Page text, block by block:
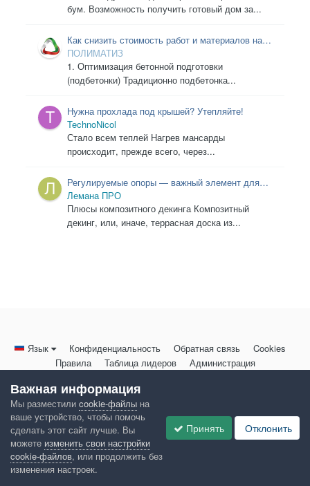
бум. Возможность получить готовый дом за...
Как снизить стоимость работ и материалов на
бетонной подготовке и гидроизоляции?
ПОЛИМАТИЗ
1. Оптимизация бетонной подготовки
(подбетонки) Традиционно подбетонка...
Нужна прохлада под крышей? Утепляйте!
TechnoNicol
Стало всем теплей Нагрев мансарды
происходит, прежде всего, через...
Регулируемые опоры — важный элемент для
установки террасы своими руками
Лемана ПРО
Плюсы композитного декинга Композитный
декинг, или, иначе, террасная доска из...
Язык Конфиденциальность Обратная связь
Cookies
Правила
Таблица лидеров Администрация
Powered by Invision Community
Важная информация
Мы разместили cookie-файлы на
ваше устройство, чтобы помочь
сделать этот сайт лучше. Вы
можете изменить свои настройки
cookie-файлов, или продолжить без
изменения настроек.
Принять Отклонить